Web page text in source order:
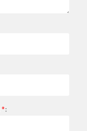
*: